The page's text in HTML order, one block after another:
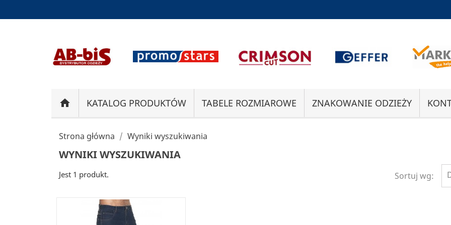
home KATALOG PRODUKTÓW TABELE ROZMIAROWE ZNAKOWANIE ODZIEŻY
Strona główna Wyniki wyszukiwania
WYNIKI WYSZUKIWANIA
Jest 1 produkt. Sortuj wg: